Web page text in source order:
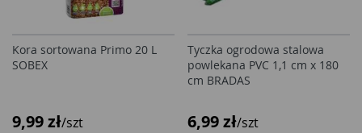
Kora sortowana Primo 20 L
SOBEX
9,99 zł/szt
Tyczka ogrodowa stalowa
powlekana PVC 1,1 cm x 180
cm BRADAS
6,99 zł/szt